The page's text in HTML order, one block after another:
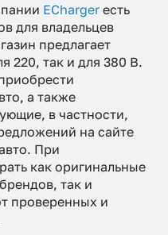
ECharger есть
для владельцев
предлагает
220, так и для 380 В.
а также
в частности,
на сайте
При
как оригинальные
так и
проверенных и